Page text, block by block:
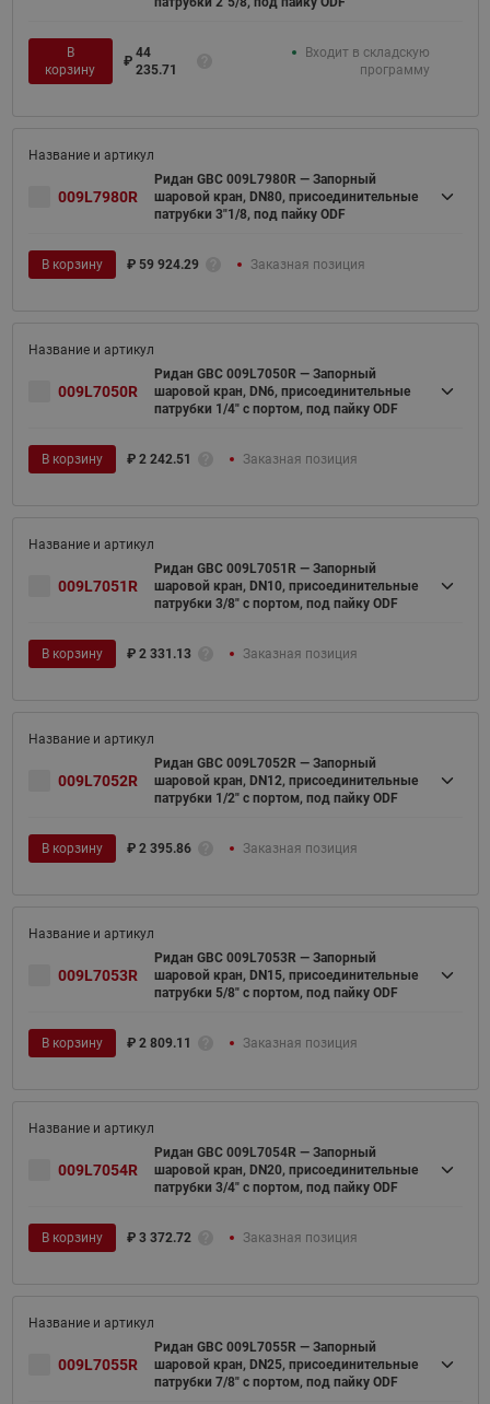
В
корзину
₽
44
235.71
Входит в складскую
программу
009L7980R
Ридан GBC 009L7980R — Запорный
шаровой кран, DN80, присоединительные
патрубки 3"1/8, под пайку ODF
В корзину ₽ 59 924.29 Заказная позиция
009L7050R
Ридан GBC 009L7050R — Запорный
шаровой кран, DN6, присоединительные
патрубки 1/4" с портом, под пайку ODF
В корзину ₽ 2 242.51 Заказная позиция
009L7051R
Ридан GBC 009L7051R — Запорный
шаровой кран, DN10, присоединительные
патрубки 3/8" с портом, под пайку ODF
В корзину ₽ 2 331.13 Заказная позиция
009L7052R
Ридан GBC 009L7052R — Запорный
шаровой кран, DN12, присоединительные
патрубки 1/2" с портом, под пайку ODF
В корзину ₽ 2 395.86 Заказная позиция
009L7053R
Ридан GBC 009L7053R — Запорный
шаровой кран, DN15, присоединительные
патрубки 5/8" с портом, под пайку ODF
В корзину ₽ 2 809.11 Заказная позиция
009L7054R
Ридан GBC 009L7054R — Запорный
шаровой кран, DN20, присоединительные
патрубки 3/4" с портом, под пайку ODF
В корзину ₽ 3 372.72 Заказная позиция
009L7055R
Ридан GBC 009L7055R — Запорный
шаровой кран, DN25, присоединительные
патрубки 7/8" с портом, под пайку ODF